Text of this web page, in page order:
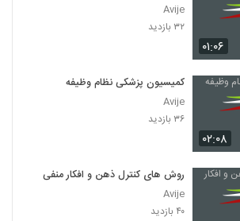
۰۱:۰۶
Avije
۳۲ بازدید
۰۲:۰۸
کمیسیون پزشکی نظام وظیفه
Avije
۳۶ بازدید
روش های کنترل ذهن و افکار منفی
Avije
۴۰ بازدید